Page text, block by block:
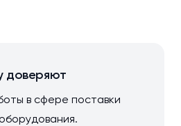
доверяют
в сфере поставки